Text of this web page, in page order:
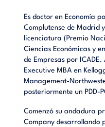
Es doctor en Economía
Complutense de Madrid
licenciatura (Premio
Ciencias Económicas y
de Empresas por
Executive MBA en
Management-
posteriormente un PDD-
Comenzó su andadura
Company desarrollando